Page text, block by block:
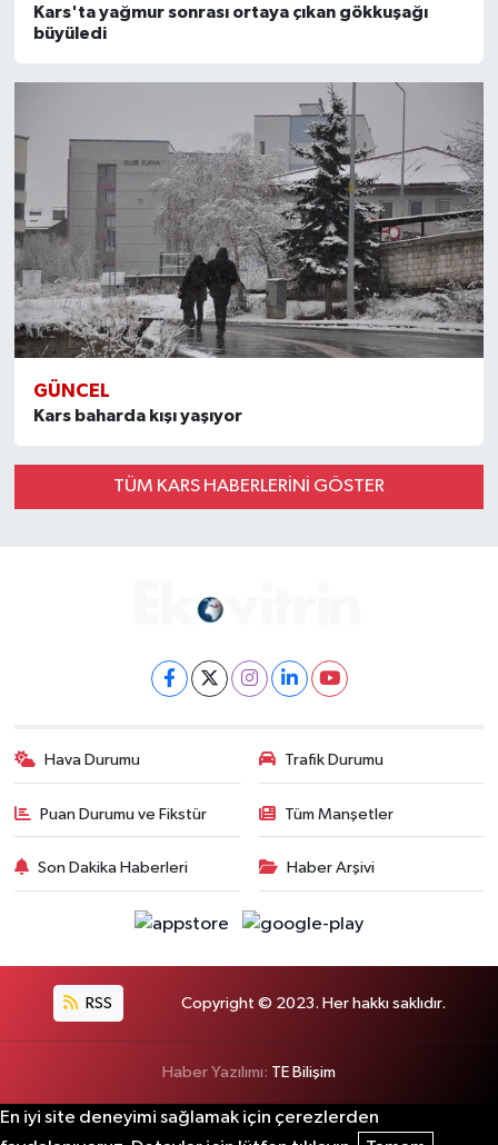
Kars'ta yağmur sonrası ortaya çıkan gökkuşağı
büyüledi
GÜNCEL
Kars baharda kışı yaşıyor
TÜM KARS HABERLERINI GÖSTER
Hava Durumu Trafik Durumu
Puan Durumu ve Fikstür Tüm Manşetler
Son Dakika Haberleri Haber Arşivi
RSS Copyright © 2023. Her hakkı saklıdır.
Haber Yazılımı: TE Bilişim
En iyi site deneyimi sağlamak için çerezlerden